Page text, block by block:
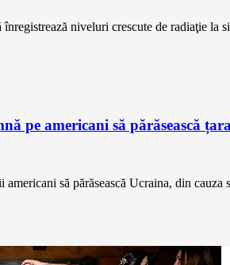
niveluri crescute de radiaţie la
pe americani să părăsească
să părăsească Ucraina, din